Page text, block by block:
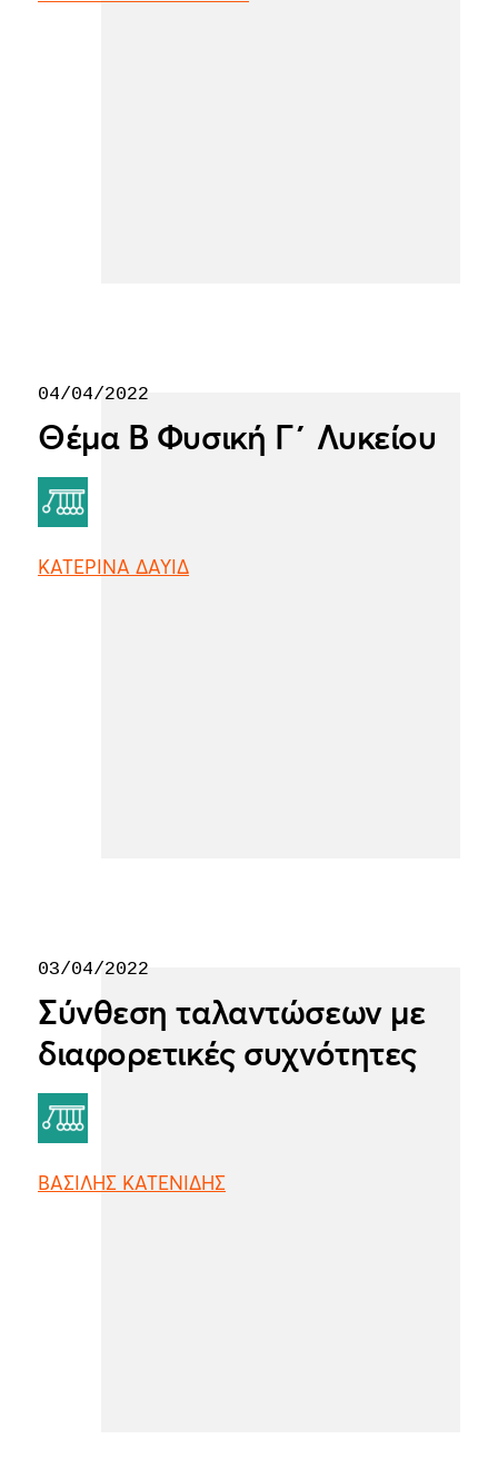
04/04/2022
Θέμα Β Φυσική Γ΄ Λυκείου
ΚΑΤΕΡΙΝΑ ΔΑΥΙΔ
03/04/2022
Σύνθεση ταλαντώσεων με
διαφορετικές συχνότητες
ΒΑΣΙΛΗΣ ΚΑΤΕΝΙΔΗΣ